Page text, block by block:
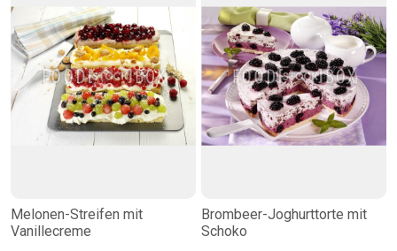
Melonen-Streifen mit
Vanillecreme
Brombeer-Joghurttorte mit
Schoko